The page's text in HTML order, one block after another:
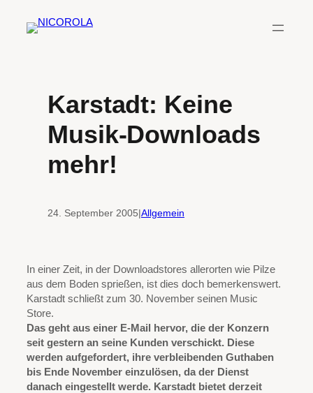
Inhalt
Karstadt: Keine
Musik-Downloads
mehr!
24. September 2005|Allgemein
In einer Zeit, in der Downloadstores allerorten wie Pilze
aus dem Boden sprießen, ist dies doch bemerkenswert.
Karstadt schließt zum 30. November seinen Music
Store.
Das geht aus einer E-Mail hervor, die der Konzern
seit gestern an seine Kunden verschickt. Diese
werden aufgefordert, ihre verbleibenden Guthaben
bis Ende November einzulösen, da der Dienst
danach eingestellt werde. Karstadt bietet derzeit